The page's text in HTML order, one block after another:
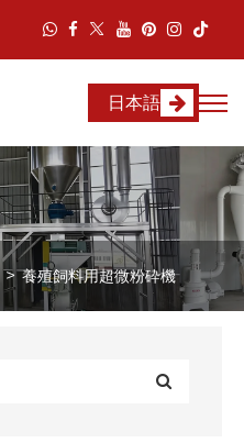
日本語
養殖飼料用超微粉砕機